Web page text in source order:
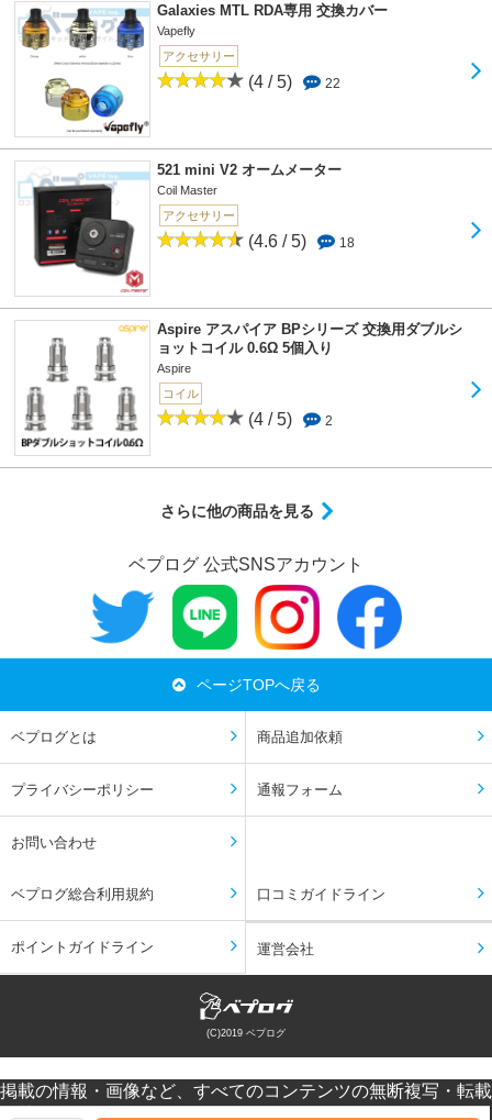
Galaxies MTL RDA専用 交換カバー
Vapefly
アクセサリー
(4 / 5) 22
521 mini V2 オームメーター
Coil Master
アクセサリー
(4.6 / 5) 18
Aspire アスパイア BPシリーズ 交換用ダブルシ
ョットコイル 0.6Ω 5個入り
Aspire
コイル
(4 / 5) 2
さらに他の商品を見る
ベプログ 公式SNSアカウント
ページTOPへ戻る
ベプログとは 商品追加依頼
プライバシーポリシー 通報フォーム
お問い合わせ
ベプログ総合利用規約 口コミガイドライン
ポイントガイドライン 運営会社
(C)2019 ベプログ
掲載の情報・画像など、すべてのコンテンツの無断複写・転載
を禁じます。